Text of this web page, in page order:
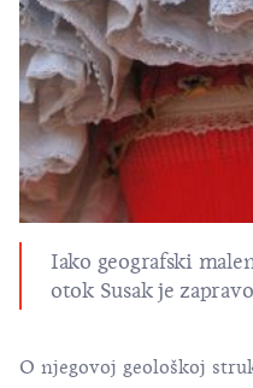
Iako geografski
otok Susakje
O njegovoj geološkoj